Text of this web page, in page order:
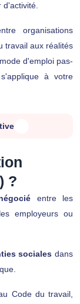
organisations
travail aux réalités
d'emploi pas-
à votre
?
entre les
employeurs ou
sociales dans
Code du travail,